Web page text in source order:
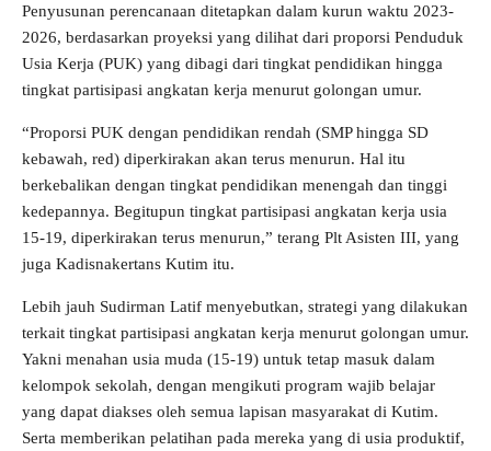
Penyusunan perencanaan ditetapkan dalam kurun waktu 2023-
2026, berdasarkan proyeksi yang dilihat dari proporsi Penduduk
Usia Kerja (PUK) yang dibagi dari tingkat pendidikan hingga
tingkat partisipasi angkatan kerja menurut golongan umur.
“Proporsi PUK dengan pendidikan rendah (SMP hingga SD
kebawah, red) diperkirakan akan terus menurun. Hal itu
berkebalikan dengan tingkat pendidikan menengah dan tinggi
kedepannya. Begitupun tingkat partisipasi angkatan kerja usia
15-19, diperkirakan terus menurun,” terang Plt Asisten III, yang
juga Kadisnakertans Kutim itu.
Lebih jauh Sudirman Latif menyebutkan, strategi yang dilakukan
terkait tingkat partisipasi angkatan kerja menurut golongan umur.
Yakni menahan usia muda (15-19) untuk tetap masuk dalam
kelompok sekolah, dengan mengikuti program wajib belajar
yang dapat diakses oleh semua lapisan masyarakat di Kutim.
Serta memberikan pelatihan pada mereka yang di usia produktif,